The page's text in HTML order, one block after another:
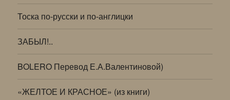
Тоска по-русски и по-англицки
ЗАБЫЛ!..
BOLERO Перевод Е.А.Валентиновой)
«ЖЕЛТОЕ И КРАСНОЕ» (из книги)